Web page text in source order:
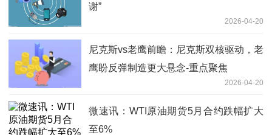
谢”
2026-04-20
尼克斯vs老鹰前瞻：尼克斯双核驱动，老
鹰盼反弹制造更大悬念-重点聚焦
2026-04-20
微速讯：WTI原油期货5月合约跌幅扩大
至6%